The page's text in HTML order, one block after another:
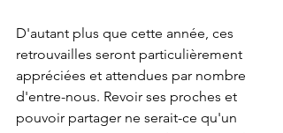
D'autant plus que cette année, ces
retrouvailles seront particulièrement
appréciées et attendues par nombre
d'entre-nous. Revoir ses proches et
pouvoir partager ne serait-ce qu'un